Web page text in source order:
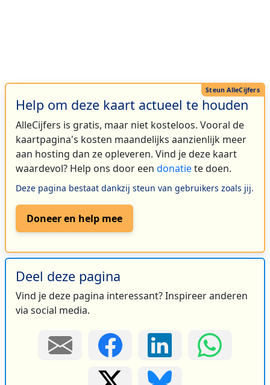
Help om deze kaart actueel te houden
AlleCijfers is gratis, maar niet kosteloos. Vooral de
kaartpagina's kosten maandelijks aanzienlijk meer
aan hosting dan ze opleveren. Vind je deze kaart
waardevol? Help ons door een donatiete doen.
Deze pagina bestaat dankzij steun van gebruikers zoals jij.
Doneer en help mee
Deel deze pagina
Vind je deze pagina interessant? Inspireer anderen
via social media.